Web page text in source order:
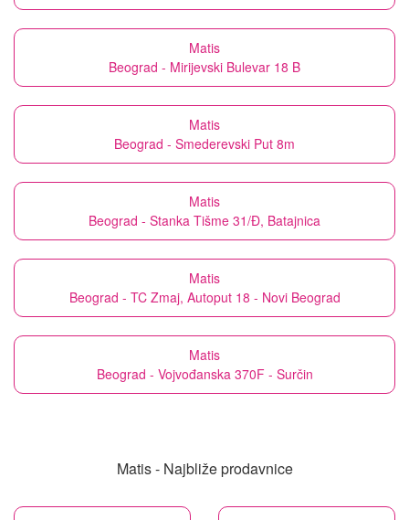
Matis
Beograd - Mirijevski Bulevar 18 B
Matis
Beograd - Smederevski Put 8m
Matis
Beograd - Stanka Tišme 31/Đ, Batajnica
Matis
Beograd - TC Zmaj, Autoput 18 - Novi Beograd
Matis
Beograd - Vojvođanska 370F - Surčin
Matis - Najbliže prodavnice